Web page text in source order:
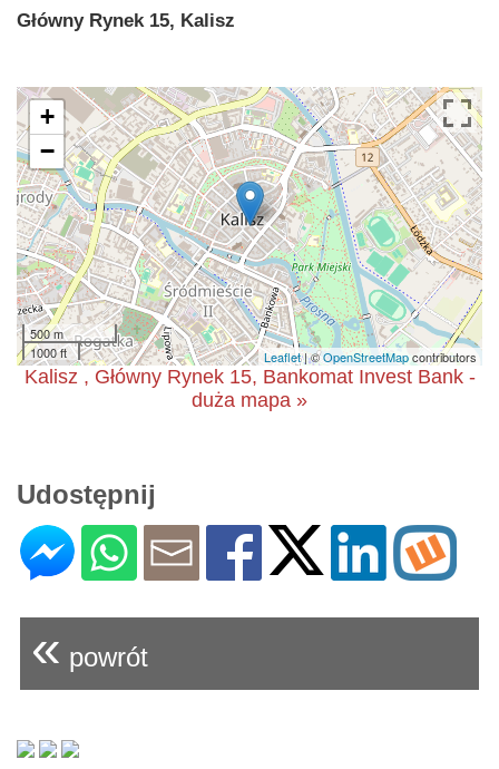
Główny Rynek 15, Kalisz
+
−
500 m
1000 ft
Leaflet| ©OpenStreetMapcontributors
Kalisz , Główny Rynek 15, Bankomat Invest Bank -
duża mapa »
Udostępnij
« powrót